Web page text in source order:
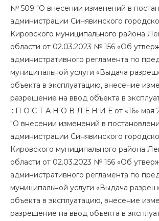
№ 509 "О внесении изменений в
администрации Синявинского
Кировского муниципального района
области от 02.03.2023 № 156 «Об
административного регламента по
муниципальной услуги «Выдача
объекта в эксплуатацию, внесение
разрешение на ввод объекта в
:: П О С Т А Н О В Л Е Н И Е от «16» мая
"О внесении изменений в
администрации Синявинского
Кировского муниципального района
области от 02.03.2023 № 156 «Об
административного регламента по
муниципальной услуги «Выдача
объекта в эксплуатацию, внесение
разрешение на ввод объекта в